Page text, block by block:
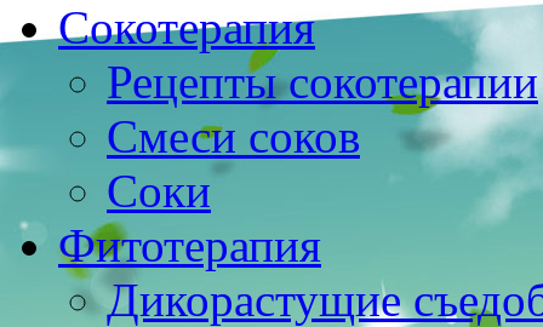
Сокотерапия
Рецепты сокотерапии
Смеси соков
Соки
Фитотерапия
Дикорастущие